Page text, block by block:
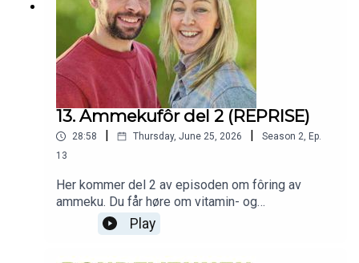
13. Ammekufôr del 2 (REPRISE)
28:58 | Thursday, June 25, 2026 | Season 2, Ep.
13
Her kommer del 2 av episoden om fôring av
ammeku. Du får høre om vitamin- og
mineraltildeling, sykdomsforebygging og det som
skal til for å ha en frisk besetning med ammekyr,
Play